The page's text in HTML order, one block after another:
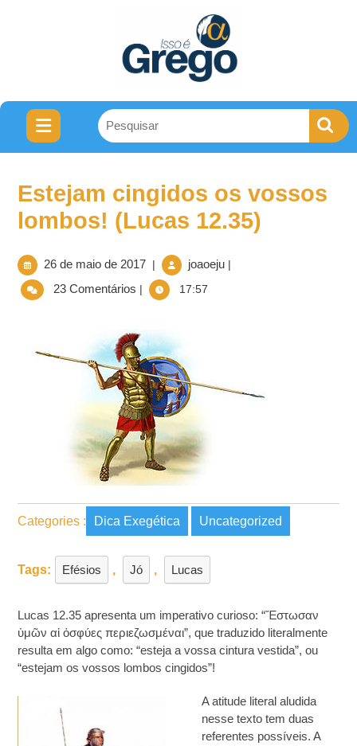
Estejam cingidos os vossos
lombos! (Lucas 12.35)
26 de maio de 2017 | joaoeju |
23 Comentários | 17:57
Categories : Dica Exegética Uncategorized
Tags: Efésios , Jó , Lucas
Lucas 12.35 apresenta um imperativo curioso: “Ἔστωσαν
ὑμῶν αἱ ὀσφύες περιεζωσμέναι”, que traduzido literalmente
resulta em algo como: “esteja a vossa cintura vestida”, ou
“estejam os vossos lombos cingidos”!
A atitude literal aludida
nesse texto tem duas
referentes possíveis. A